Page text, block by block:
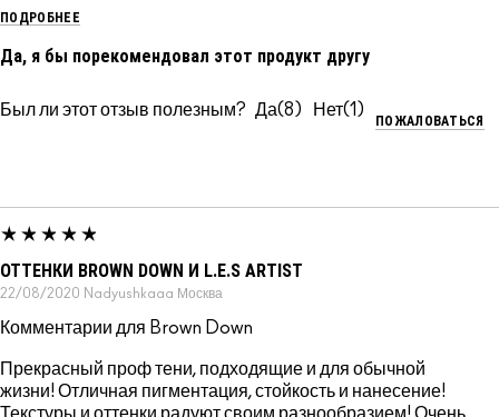
ПОДРОБНЕЕ
Да, я бы порекомендовал этот продукт другу
Был ли этот отзыв полезным? 8 1
ПОЖАЛОВАТЬСЯ
ОТТЕНКИ BROWN DOWN И L.E.S ARTIST
22/08/2020 Nadyushkaaa Москва
Комментарии для Brown Down
Прекрасный проф тени, подходящие и для обычной
жизни! Отличная пигментация, стойкость и нанесение!